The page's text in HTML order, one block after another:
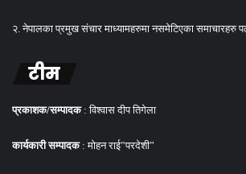
२. नेपालका प्रमुख संचार माध्यामहरुमा नसमेटिएका समाचारहरु
टीम
प्रकाशक/सम्पादक : विश्वास दीप तिगेला
कार्यकारी सम्पादक: मोहन राई”परदेशी”